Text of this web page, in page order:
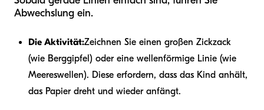
Abwechslung ein.
Die Aktivität:Zeichnen Sie einen großen Zickzack
(wie Berggipfel) oder eine wellenförmige Linie (wie
Meereswellen). Diese erfordern, dass das Kind anhält,
das Papier dreht und wieder anfängt.